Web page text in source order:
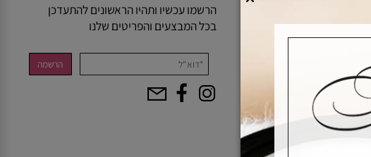
הרשמו עכשיו ותהיו הראשונים להתעדכן
בכל המבצעים והפריטים שלנו